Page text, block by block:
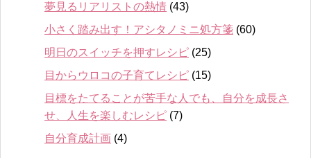
夢見るリアリストの熱情 (43)
小さく踏み出す！アシタノミニ処方箋 (60)
明日のスイッチを押すレシピ (25)
目からウロコの子育てレシピ (15)
目標をたてることが苦手な人でも、自分を成長さ
せ、人生を楽しむレシピ (7)
自分育成計画 (4)